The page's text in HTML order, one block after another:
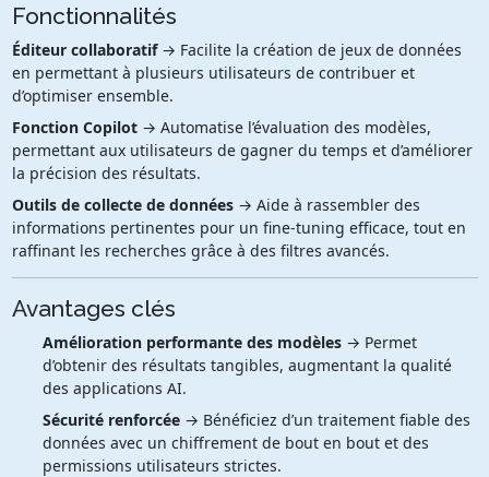
Fonctionnalités
Éditeur collaboratif→ Facilite la création de jeux de données
en permettant à plusieurs utilisateurs de contribuer et
d’optimiser ensemble.
Fonction Copilot→ Automatise l’évaluation des modèles,
permettant aux utilisateurs de gagner du temps et d’améliorer
la précision des résultats.
Outils de collecte de données→ Aide à rassembler des
informations pertinentes pour un fine-tuning efficace, tout en
raffinant les recherches grâce à des filtres avancés.
Avantages clés
Amélioration performante des modèles→ Permet
d’obtenir des résultats tangibles, augmentant la qualité
des applications AI.
Sécurité renforcée→ Bénéficiez d’un traitement fiable des
données avec un chiffrement de bout en bout et des
permissions utilisateurs strictes.